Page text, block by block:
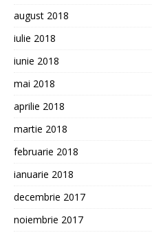
august 2018
iulie 2018
iunie 2018
mai 2018
aprilie 2018
martie 2018
februarie 2018
ianuarie 2018
decembrie 2017
noiembrie 2017